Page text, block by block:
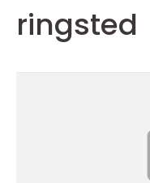
ringsted